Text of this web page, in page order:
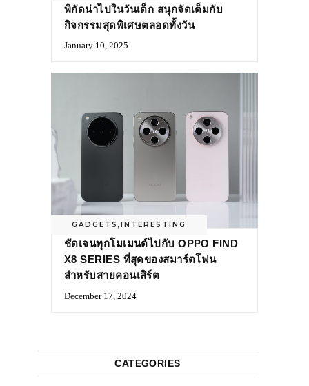
พิกัดน่าไปในวันเด็ก สนุกจัดเต็มกับ
กิจกรรมสุดพิเศษตลอดทั้งวัน
January 10, 2025
GADGETS , INTERESTING
ชัดเจนทุกโมเมนต์ไปกับ OPPO FIND
X8 SERIES ที่สุดของสมาร์ตโฟน
สำหรับสายคอนเสิร์ต
December 17, 2024
CATEGORIES